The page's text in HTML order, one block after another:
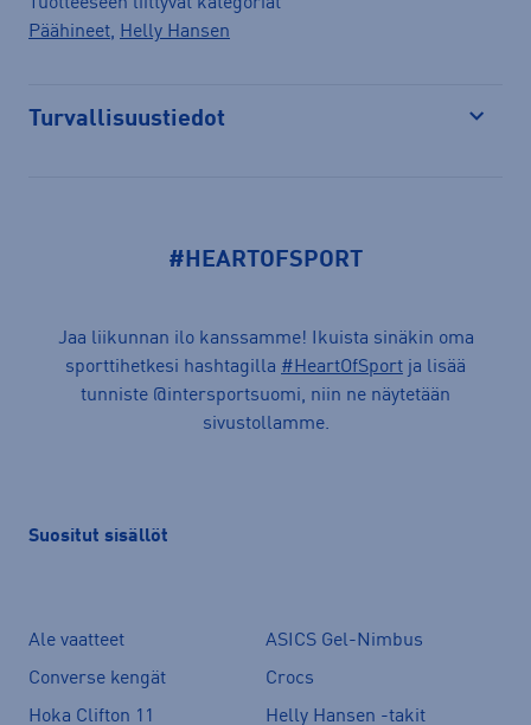
Päähineet, Helly Hansen
Turvallisuustiedot
#HEARTOFSPORT
Jaa liikunnan ilo kanssamme! Ikuista sinäkin oma
sporttihetkesi hashtagilla #HeartOfSport ja lisää
tunniste @intersportsuomi, niin ne näytetään
sivustollamme.
Suositut sisällöt
Ale vaatteet
ASICS Gel-Nimbus
Converse kengät
Crocs
Hoka Clifton 11
Helly Hansen -takit